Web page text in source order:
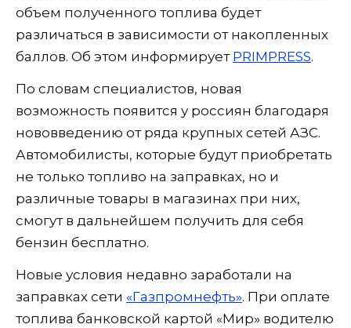
объем полученного топлива будет
различаться в зависимости от накопленных
баллов. Об этом информирует PRIMPRESS.
По словам специалистов, новая
возможность появится у россиян благодаря
нововведению от ряда крупных сетей АЗС.
Автомобилисты, которые будут приобретать
не только топливо на заправках, но и
различные товары в магазинах при них,
смогут в дальнейшем получить для себя
бензин бесплатно.
Новые условия недавно заработали на
заправках сети «Газпромнефть». При оплате
топлива банковской картой «Мир» водителю